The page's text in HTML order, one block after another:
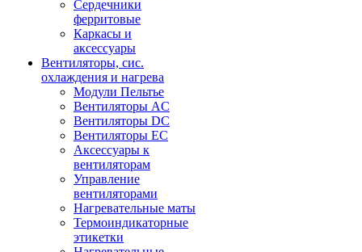
Сердечники
ферритовые
Каркасы и
аксессуары
Вентиляторы, сис.
охлаждения и нагрева
Модули Пельтье
Вентиляторы AC
Вентиляторы DC
Вентиляторы EC
Аксессуары к
вентиляторам
Управление
вентиляторами
Нагревательные маты
Термоиндикаторные
этикетки